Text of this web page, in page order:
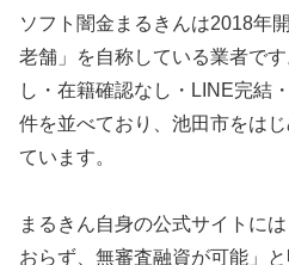
ソフト闇金まるきんは2018年
老舗」を自称している業者で
し・在籍確認なし・LINE完結
件を並べており、池田市をは
ています。
まるきん自身の公式サイトに
おらず、無審査融資が可能」